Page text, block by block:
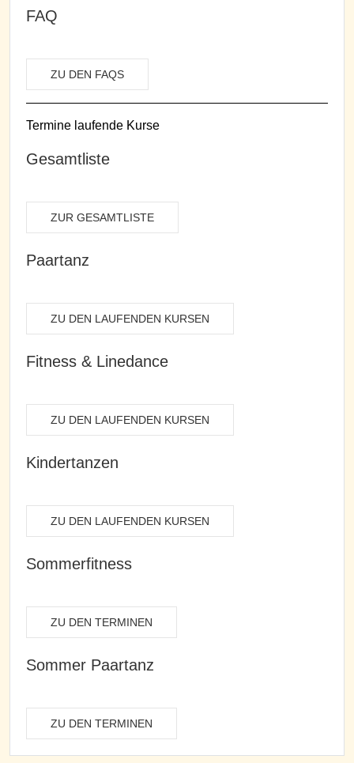
FAQ
ZU DEN FAQS
Termine laufende Kurse
Gesamtliste
ZUR GESAMTLISTE
Paartanz
ZU DEN LAUFENDEN KURSEN
Fitness & Linedance
ZU DEN LAUFENDEN KURSEN
Kindertanzen
ZU DEN LAUFENDEN KURSEN
Sommerfitness
ZU DEN TERMINEN
Sommer Paartanz
ZU DEN TERMINEN